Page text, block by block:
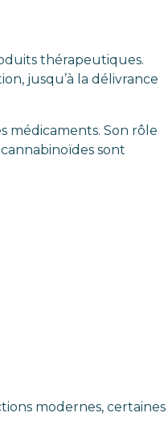
thérapeutiques.
jusqu’à la délivrance
médicaments. Son rôle
sont
modernes, certaines